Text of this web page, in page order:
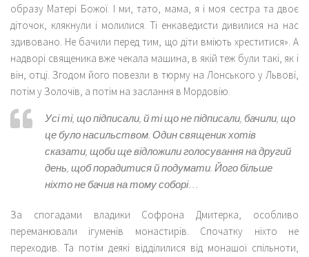
образу Матері Божої. І ми, тато, мама, я і моя сестра та двоє
діточок, клякнули і молилися. Ті енкаведисти дивилися на нас
здивовано. Не бачили перед тим, що діти вміють хреститися». А
надворі священика вже чекала машина, в якій теж були такі, як і
він, отці. Згодом його повезли в тюрму на Лонського у Львові,
потім у Золочів, а потім на заслання в Мордовію.
Усі ті, що підписали, й ті що не підписали, бачили, що
це було насильством. Один священик хотів
сказати, щоби ще відложили голосування на другий
день, щоб порадитися й подумати. Його більше
ніхто не бачив на тому соборі…
За спогадами владики Софрона Дмитерка, особливо
переманювали ігуменів монастирів. Спочатку ніхто не
переходив. Та потім деякі відділилися від монашої спільноти,